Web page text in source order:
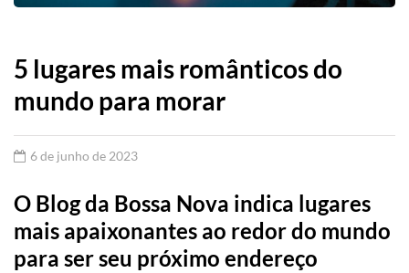
5 lugares mais românticos do
mundo para morar
6 de junho de 2023
O Blog da Bossa Nova indica lugares
mais apaixonantes ao redor do mundo
para ser seu próximo endereço